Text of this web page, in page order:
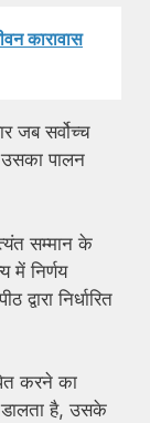
कारावास
जब सर्वोच्च
उसका पालन
सम्मान के
निर्णय
निर्धारित
करने का
डालता है, उसके